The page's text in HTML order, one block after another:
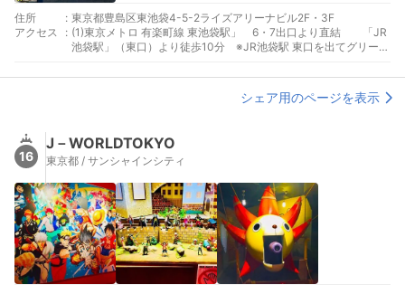
住所 : 東京都豊島区東池袋4-5-2ライズアリーナビル2F・3F
アクセス
: (1)東京メトロ 有楽町線 東池袋駅」 6・7出口より直結 「JR
池袋駅」（東口）より徒歩10分 ※JR池袋駅 東口を出てグリーン
シェア用のページを表示
16
J－WORLDTOKYO
東京都 / サンシャインシティ